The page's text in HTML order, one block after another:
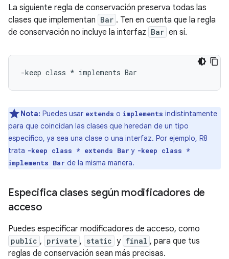
La siguiente regla de conservación preserva todas las
clases que implementan Bar . Ten en cuenta que la regla
de conservación no incluye la interfaz Bar en sí.
Nota: Puedes usar extends o implements indistintamente
para que coincidan las clases que heredan de un tipo
específico, ya sea una clase o una interfaz. Por ejemplo, R8
trata -keep class * extends Bar y -keep class *
implements Bar de la misma manera.
Especifica clases según modificadores de
acceso
Puedes especificar modificadores de acceso, como
public , private , static y final , para que tus
reglas de conservación sean más precisas.